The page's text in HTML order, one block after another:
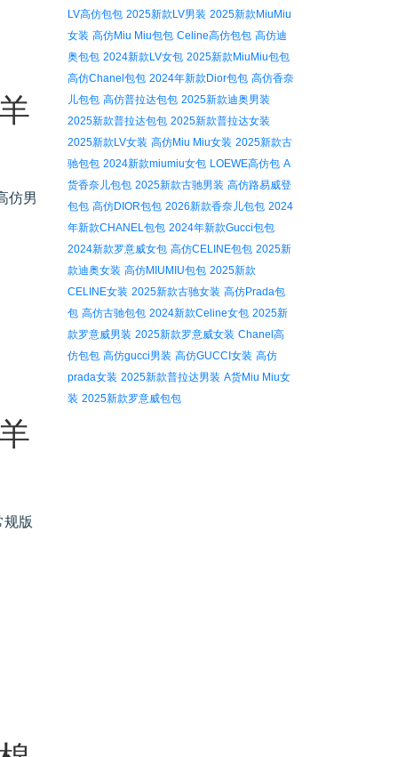
仿男
版
LV高仿包包 2025新款LV男装 2025新款MiuMiu
女装 高仿Miu Miu包包 Celine高仿包包 高仿迪
奥包包 2024新款LV女包 2025新款MiuMiu包包
高仿Chanel包包 2024年新款Dior包包 高仿香奈
儿包包 高仿普拉达包包 2025新款迪奥男装
2025新款普拉达包包 2025新款普拉达女装
2025新款LV女装 高仿Miu Miu女装 2025新款古
驰包包 2024新款miumiu女包 LOEWE高仿包 A
货香奈儿包包 2025新款古驰男装 高仿路易威登
包包 高仿DIOR包包 2026新款香奈儿包包 2024
年新款CHANEL包包 2024年新款Gucci包包
2024新款罗意威女包 高仿CELINE包包 2025新
款迪奥女装 高仿MIUMIU包包 2025新款
CELINE女装 2025新款古驰女装 高仿Prada包
包 高仿古驰包包 2024新款Celine女包 2025新
款罗意威男装 2025新款罗意威女装 Chanel高
仿包包 高仿gucci男装 高仿GUCCI女装 高仿
prada女装 2025新款普拉达男装 A货Miu Miu女
装 2025新款罗意威包包